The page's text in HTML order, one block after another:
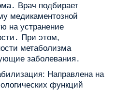
Врач подбирает
медикаментозной
на устранение
При этом,
метаболизма
заболевания․
Направлена на
функций